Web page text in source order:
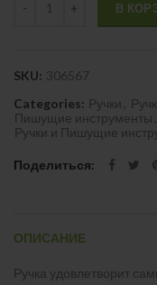
В
SKU: 306567
Categories: Ручки
Пишущие инструменты
Ручки и Пишущие
Поделиться
ОПИСАНИЕ
Ручка удовлетворит